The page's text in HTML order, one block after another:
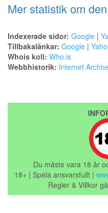
Mer statistik om
Indexerade sidor: Google |
Tillbakalänkar: Google |
Whois koll: Who.is
Webbhistorik: Internet
Du måste vara 18 år
18+ | Spela ansvarsfullt |
Regler & Villkor